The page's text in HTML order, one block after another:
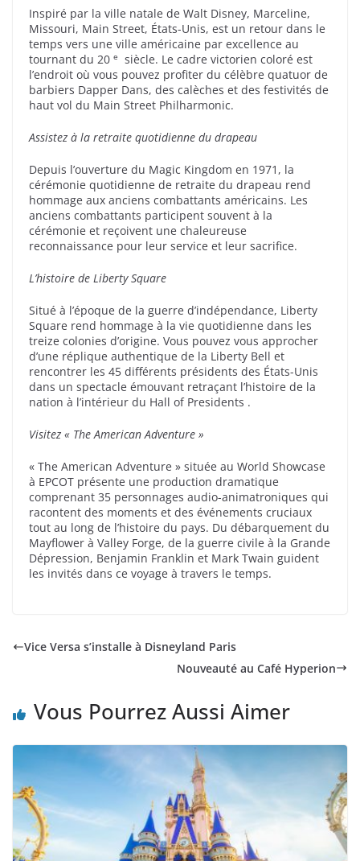
Inspiré par la ville natale de Walt Disney, Marceline,
Missouri, Main Street, États-Unis, est un retour dans le
temps vers une ville américaine par excellence au
tournant du 20 e
siècle. Le cadre victorien coloré est
l’endroit où vous pouvez profiter du célèbre quatuor de
barbiers Dapper Dans, des calèches et des festivités de
haut vol du Main Street Philharmonic.
Assistez à la retraite quotidienne du drapeau
Depuis l’ouverture du Magic Kingdom en 1971, la
cérémonie quotidienne de retraite du drapeau rend
hommage aux anciens combattants américains. Les
anciens combattants participent souvent à la
cérémonie et reçoivent une chaleureuse
reconnaissance pour leur service et leur sacrifice.
L’histoire de Liberty Square
Situé à l’époque de la guerre d’indépendance, Liberty
Square rend hommage à la vie quotidienne dans les
treize colonies d’origine. Vous pouvez vous approcher
d’une réplique authentique de la Liberty Bell et
rencontrer les 45 différents présidents des États-Unis
dans un spectacle émouvant retraçant l’histoire de la
nation à l’intérieur du Hall of Presidents .
Visitez « The American Adventure »
« The American Adventure » située au World Showcase
à EPCOT présente une production dramatique
comprenant 35 personnages audio-animatroniques qui
racontent des moments et des événements cruciaux
tout au long de l’histoire du pays. Du débarquement du
Mayflower à Valley Forge, de la guerre civile à la Grande
Dépression, Benjamin Franklin et Mark Twain guident
les invités dans ce voyage à travers le temps.
Vice Versa s’installe à Disneyland Paris
Nouveauté au Café Hyperion
Vous Pourrez Aussi Aimer